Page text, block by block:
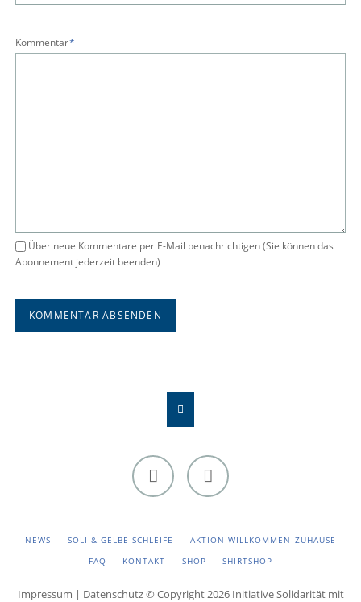
Pflichtfeld
Kommentar*
Über neue Kommentare per E-Mail benachrichtigen (Sie können das
Abonnement jederzeit beenden)
KOMMENTAR ABSENDEN
NEWS SOLI & GELBE SCHLEIFE
AKTION WILLKOMMEN ZUHAUSE
FAQ
KONTAKT SHOP SHIRTSHOP
Impressum | Datenschutz© Copyright 2026 Initiative Solidarität mit